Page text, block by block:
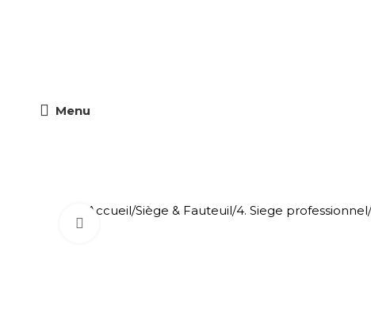
Menu
Accueil Siège & Fauteuil 4. Siege professionnel